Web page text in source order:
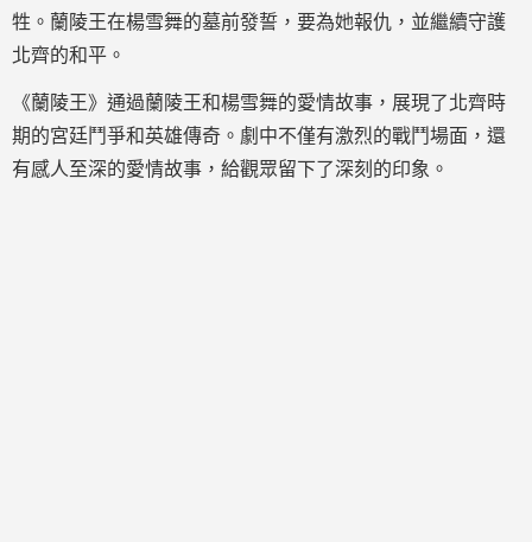
牲。蘭陵王在楊雪舞的墓前發誓，要為她報仇，並繼續守護
北齊的和平。
《蘭陵王》通過蘭陵王和楊雪舞的愛情故事，展現了北齊時
期的宮廷鬥爭和英雄傳奇。劇中不僅有激烈的戰鬥場面，還
有感人至深的愛情故事，給觀眾留下了深刻的印象。